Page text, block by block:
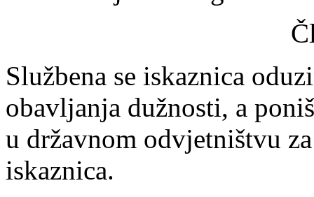
Službena se iskaznica
obavljanja dužnosti, a
u državnom odvjetništvu
iskaznica.